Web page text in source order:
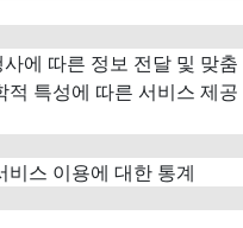
에 따른 정보 전달 및 맞춤
적 특성에 따른 서비스 제공
스 이용에 대한 통계